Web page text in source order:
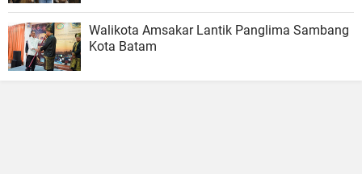
Walikota Amsakar Lantik Panglima Sambang
Kota Batam